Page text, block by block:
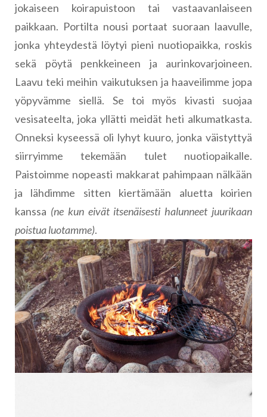
jokaiseen koirapuistoon tai vastaavanlaiseen
paikkaan. Portilta nousi portaat suoraan laavulle,
jonka yhteydestä löytyi pieni nuotiopaikka, roskis
sekä pöytä penkkeineen ja aurinkovarjoineen.
Laavu teki meihin vaikutuksen ja haaveilimme jopa
yöpyvämme siellä. Se toi myös kivasti suojaa
vesisateelta, joka yllätti meidät heti alkumatkasta.
Onneksi kyseessä oli lyhyt kuuro, jonka väistyttyä
siirryimme tekemään tulet nuotiopaikalle.
Paistoimme nopeasti makkarat pahimpaan nälkään
ja lähdimme sitten kiertämään aluetta koirien
kanssa (ne kun eivät itsenäisesti halunneet juurikaan
poistua luotamme).